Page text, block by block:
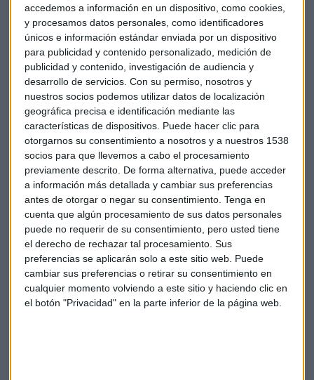
accedemos a información en un dispositivo, como cookies,
y procesamos datos personales, como identificadores
únicos e información estándar enviada por un dispositivo
para publicidad y contenido personalizado, medición de
publicidad y contenido, investigación de audiencia y
desarrollo de servicios. Con su permiso, nosotros y
nuestros socios podemos utilizar datos de localización
geográfica precisa e identificación mediante las
características de dispositivos. Puede hacer clic para
otorgarnos su consentimiento a nosotros y a nuestros 1538
socios para que llevemos a cabo el procesamiento
previamente descrito. De forma alternativa, puede acceder
a información más detallada y cambiar sus preferencias
antes de otorgar o negar su consentimiento. Tenga en
cuenta que algún procesamiento de sus datos personales
puede no requerir de su consentimiento, pero usted tiene
el derecho de rechazar tal procesamiento. Sus
preferencias se aplicarán solo a este sitio web. Puede
cambiar sus preferencias o retirar su consentimiento en
cualquier momento volviendo a este sitio y haciendo clic en
el botón "Privacidad" en la parte inferior de la página web.
Maratón de berlín Maratón Maratón de nueva york
Six Majors Filípides Maratón de Boston